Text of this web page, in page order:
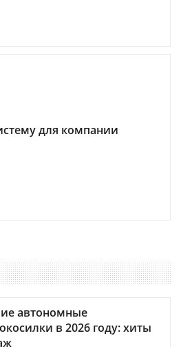
для компании
автономные
в 2026 году: хиты